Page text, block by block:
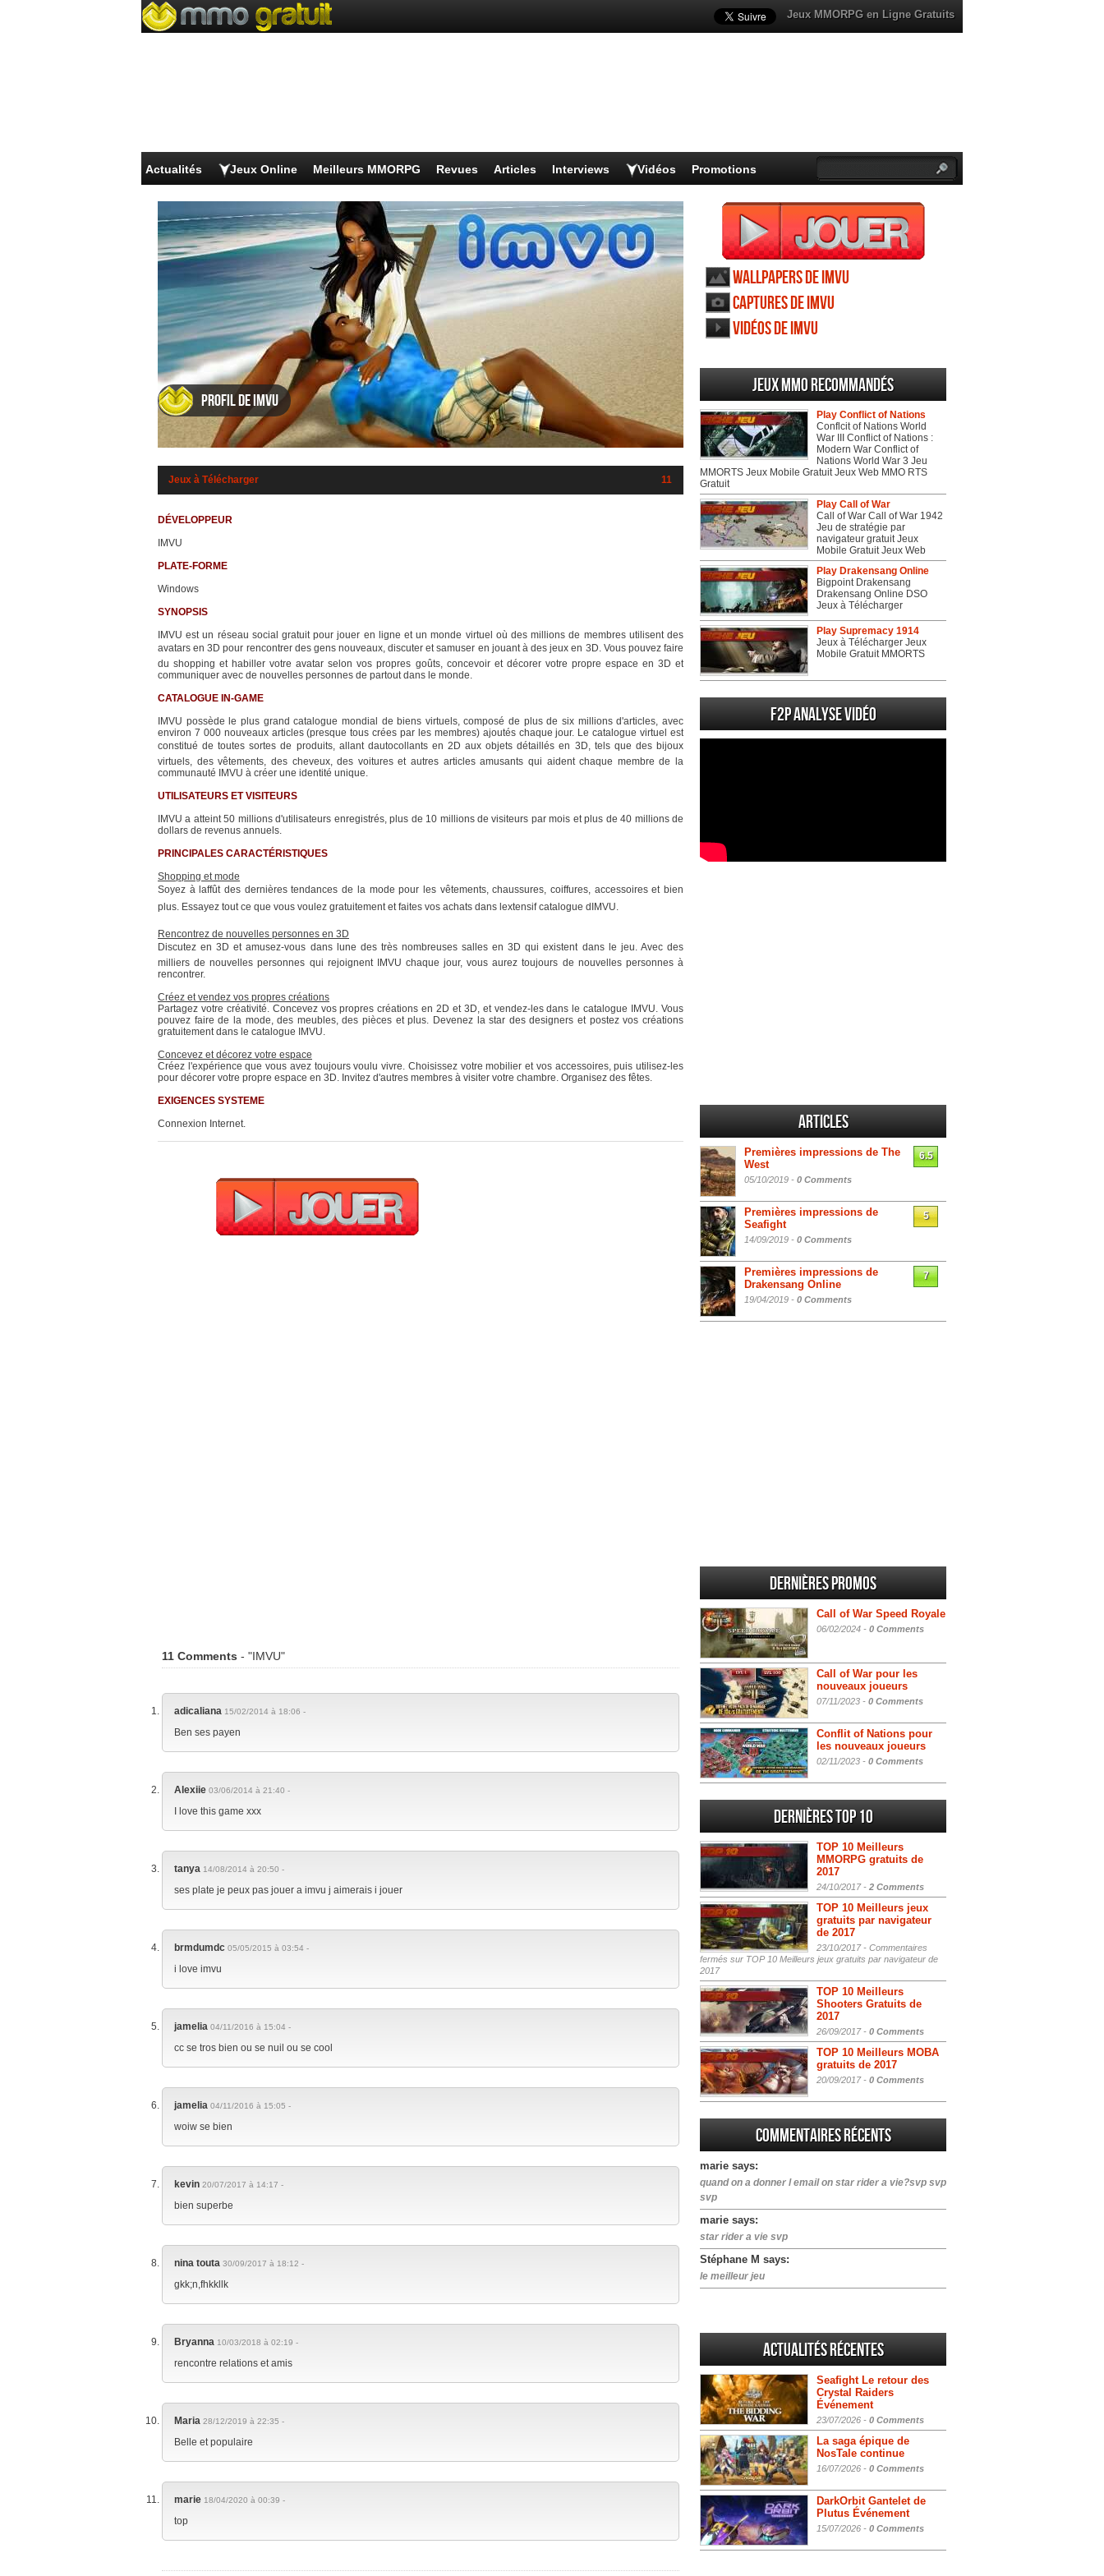
Jeux MMORPG en Ligne Gratuits
Actualités Jeux Online Meilleurs MMORPG Revues Articles Interviews Vidéos Promotions
Profil de IMVU
Jeux à Télécharger 11
DÉVELOPPEUR
IMVU
PLATE-FORME
Windows
SYNOPSIS
IMVU est un réseau social gratuit pour jouer en ligne et un monde virtuel où des millions de membres utilisent des
avatars en 3D pour rencontrer des gens nouveaux, discuter et samuser en jouant à des jeux en 3D. Vous pouvez faire
du shopping et habiller votre avatar selon vos propres goûts, concevoir et décorer votre propre espace en 3D et
communiquer avec de nouvelles personnes de partout dans le monde.
CATALOGUE IN-GAME
IMVU possède le plus grand catalogue mondial de biens virtuels, composé de plus de six millions d'articles, avec
environ 7 000 nouveaux articles (presque tous crées par les membres) ajoutés chaque jour. Le catalogue virtuel est
constitué de toutes sortes de produits, allant dautocollants en 2D aux objets détaillés en 3D, tels que des bijoux
virtuels, des vêtements, des cheveux, des voitures et autres articles amusants qui aident chaque membre de la
communauté IMVU à créer une identité unique.
UTILISATEURS ET VISITEURS
IMVU a atteint 50 millions d'utilisateurs enregistrés, plus de 10 millions de visiteurs par mois et plus de 40 millions de
dollars de revenus annuels.
PRINCIPALES CARACTÉRISTIQUES
Shopping et mode
Soyez à laffût des dernières tendances de la mode pour les vêtements, chaussures, coiffures, accessoires et bien
plus. Essayez tout ce que vous voulez gratuitement et faites vos achats dans lextensif catalogue dIMVU.
Rencontrez de nouvelles personnes en 3D
Discutez en 3D et amusez-vous dans lune des très nombreuses salles en 3D qui existent dans le jeu. Avec des
milliers de nouvelles personnes qui rejoignent IMVU chaque jour, vous aurez toujours de nouvelles personnes à
rencontrer.
Créez et vendez vos propres créations
Partagez votre créativité. Concevez vos propres créations en 2D et 3D, et vendez-les dans le catalogue IMVU. Vous
pouvez faire de la mode, des meubles, des pièces et plus. Devenez la star des designers et postez vos créations
gratuitement dans le catalogue IMVU.
Concevez et décorez votre espace
Créez l'expérience que vous avez toujours voulu vivre. Choisissez votre mobilier et vos accessoires, puis utilisez-les
pour décorer votre propre espace en 3D. Invitez d'autres membres à visiter votre chambre. Organisez des fêtes.
EXIGENCES SYSTEME
Connexion Internet.
11 Comments - "IMVU"
adicaliana 15/02/2014 à 18:06 -
Ben ses payen
Alexiie 03/06/2014 à 21:40 -
I love this game xxx
tanya 14/08/2014 à 20:50 -
ses plate je peux pas jouer a imvu j aimerais i jouer
brmdumdc 05/05/2015 à 03:54 -
i love imvu
jamelia 04/11/2016 à 15:04 -
cc se tros bien ou se nuil ou se cool
jamelia 04/11/2016 à 15:05 -
woiw se bien
kevin 20/07/2017 à 14:17 -
bien superbe
nina touta 30/09/2017 à 18:12 -
gkk;n,fhkkllk
Bryanna 10/03/2018 à 02:19 -
rencontre relations et amis
Maria 28/12/2019 à 22:35 -
Belle et populaire
marie 18/04/2020 à 00:39 -
top
Wallpapers de IMVU
Captures de IMVU
Vidéos de IMVU
Jeux MMO recommandés
Play Conflict of Nations
Conflcit of Nations World
War III Conflict of Nations :
Modern War Conflict of
Nations World War 3 Jeu
MMORTS Jeux Mobile Gratuit Jeux Web MMO RTS
Gratuit
Play Call of War
Call of War Call of War 1942
Jeu de stratégie par
navigateur gratuit Jeux
Mobile Gratuit Jeux Web
Play Drakensang Online
Bigpoint Drakensang
Drakensang Online DSO
Jeux à Télécharger
Play Supremacy 1914
Jeux à Télécharger Jeux
Mobile Gratuit MMORTS
F2P Analyse vidéo
Articles
Premières impressions de The
West
05/10/2019 - 0 Comments
6.5
Premières impressions de
Seafight
14/09/2019 - 0 Comments
5
Premières impressions de
Drakensang Online
19/04/2019 - 0 Comments
7
Dernières promos
Call of War Speed Royale
06/02/2024 - 0 Comments
Call of War pour les
nouveaux joueurs
07/11/2023 - 0 Comments
Conflit of Nations pour
les nouveaux joueurs
02/11/2023 - 0 Comments
Dernières Top 10
TOP 10 Meilleurs
MMORPG gratuits de
2017
24/10/2017 - 2 Comments
TOP 10 Meilleurs jeux
gratuits par navigateur
de 2017
23/10/2017 - Commentaires
fermés sur TOP 10 Meilleurs jeux gratuits par navigateur de
2017
TOP 10 Meilleurs
Shooters Gratuits de
2017
26/09/2017 - 0 Comments
TOP 10 Meilleurs MOBA
gratuits de 2017
20/09/2017 - 0 Comments
Commentaires récents
marie says:
quand on a donner l email on star rider a vie?svp svp
svp
marie says:
star rider a vie svp
Stéphane M says:
le meilleur jeu
Actualités Récentes
Seafight Le retour des
Crystal Raiders
Événement
23/07/2026 - 0 Comments
La saga épique de
NosTale continue
16/07/2026 - 0 Comments
DarkOrbit Gantelet de
Plutus Événement
15/07/2026 - 0 Comments